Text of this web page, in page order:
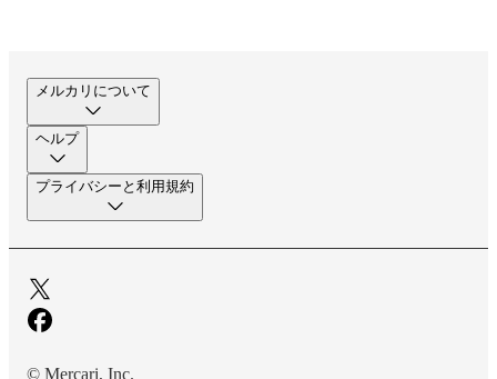
メルカリについて
ヘルプ
プライバシーと利用規約
© Mercari, Inc.